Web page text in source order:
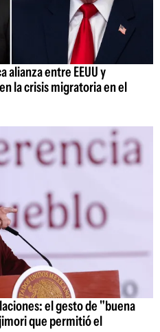
alianza entre EEUU y
la crisis migratoria en el
el gesto de "buena
que permitió el